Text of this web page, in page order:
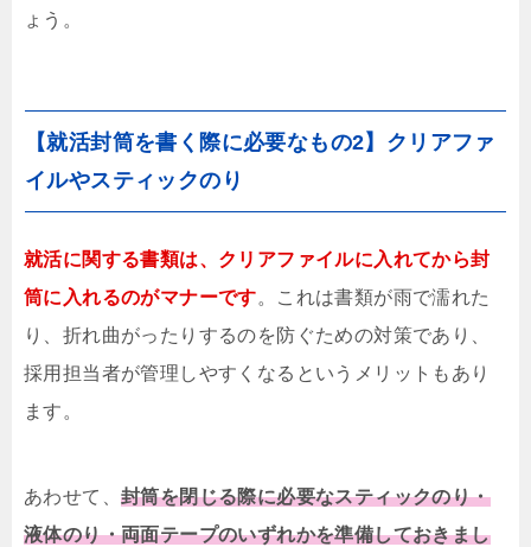
ょう。
【就活封筒を書く際に必要なもの2】クリアファ
イルやスティックのり
就活に関する書類は、クリアファイルに入れてから封
筒に入れるのがマナーです。これは書類が雨で濡れた
り、折れ曲がったりするのを防ぐための対策であり、
採用担当者が管理しやすくなるというメリットもあり
ます。
あわせて、 封筒を閉じる際に必要なスティックのり・
液体のり・両面テープのいずれかを準備しておきまし